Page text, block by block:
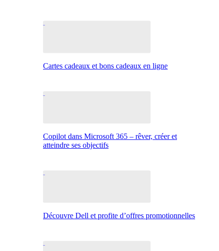
Cartes cadeaux et bons cadeaux en ligne
Copilot dans Microsoft 365 – rêver, créer et
atteindre ses objectifs
Découvre Dell et profite d’offres promotionnelles